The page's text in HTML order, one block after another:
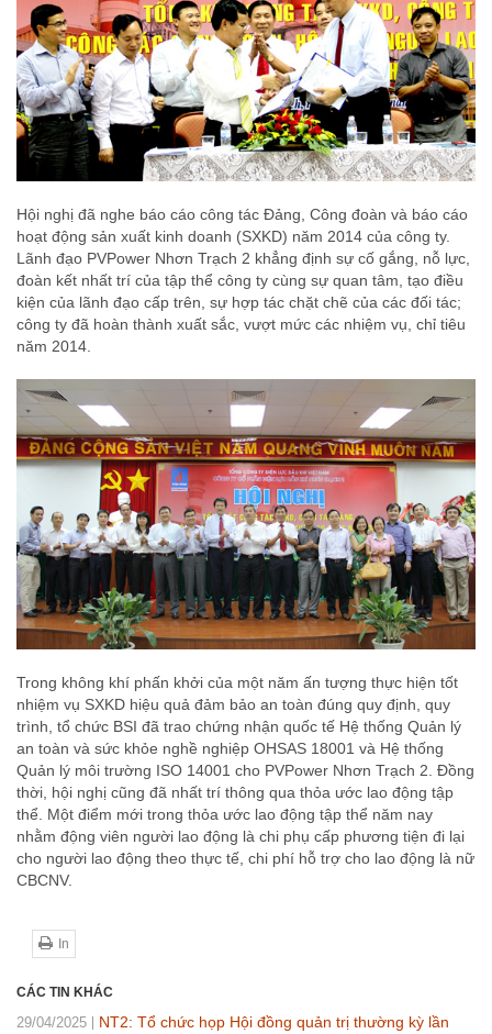
Hội nghị đã nghe báo cáo công tác Đảng, Công đoàn và báo cáo
hoạt động sản xuất kinh doanh (SXKD) năm 2014 của công ty.
Lãnh đạo PVPower Nhơn Trạch 2 khẳng định sự cố gắng, nỗ lực,
đoàn kết nhất trí của tập thể công ty cùng sự quan tâm, tạo điều
kiện của lãnh đạo cấp trên, sự hợp tác chặt chẽ của các đối tác;
công ty đã hoàn thành xuất sắc, vượt mức các nhiệm vụ, chỉ tiêu
năm 2014.
Trong không khí phấn khởi của một năm ấn tượng thực hiện tốt
nhiệm vụ SXKD hiệu quả đảm bảo an toàn đúng quy định, quy
trình, tổ chức BSI đã trao chứng nhận quốc tế Hệ thống Quản lý
an toàn và sức khỏe nghề nghiệp OHSAS 18001 và Hệ thống
Quản lý môi trường ISO 14001 cho PVPower Nhơn Trạch 2. Đồng
thời, hội nghị cũng đã nhất trí thông qua thỏa ước lao động tập
thể. Một điểm mới trong thỏa ước lao động tập thể năm nay
nhằm động viên người lao động là chi phụ cấp phương tiện đi lại
cho người lao động theo thực tế, chi phí hỗ trợ cho lao động là nữ
CBCNV.
In
CÁC TIN KHÁC
29/04/2025
NT2: Tổ chức họp Hội đồng quản trị thường kỳ lần